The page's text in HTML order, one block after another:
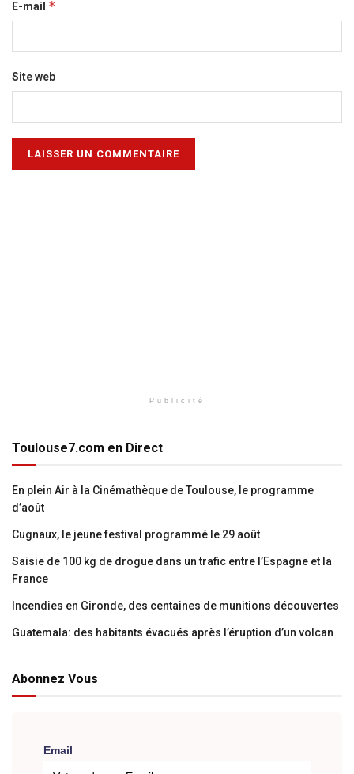
E-mail *
Site web
Publicité
Toulouse7.com en Direct
En plein Air à la Cinémathèque de Toulouse, le programme
d’août
Cugnaux, le jeune festival programmé le 29 août
Saisie de 100 kg de drogue dans un trafic entre l’Espagne et la
France
Incendies en Gironde, des centaines de munitions découvertes
Guatemala: des habitants évacués après l’éruption d’un volcan
Abonnez Vous
Email